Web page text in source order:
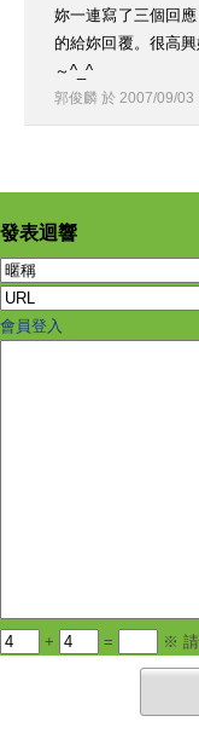
妳一連寫了三個回
的給妳回覆。很高
～^_^
郭俊麟 於 2007/09/03
發表迴響
會員登入
+ = ※ 請